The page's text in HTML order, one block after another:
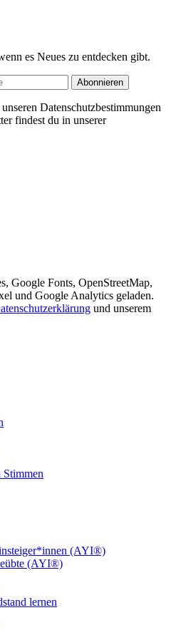
es Neues zu entdecken gibt.
Datenschutzbestimmungen
findest du in unserer
Google Fonts, OpenStreetMap,
und Google Analytics geladen.
und unserem
(AYI®)
(AYI®)
lernen